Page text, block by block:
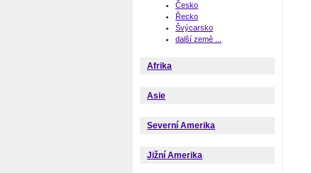
Česko
Řecko
Švýcarsko
další země ...
Afrika
Asie
Severní Amerika
Jižní Amerika